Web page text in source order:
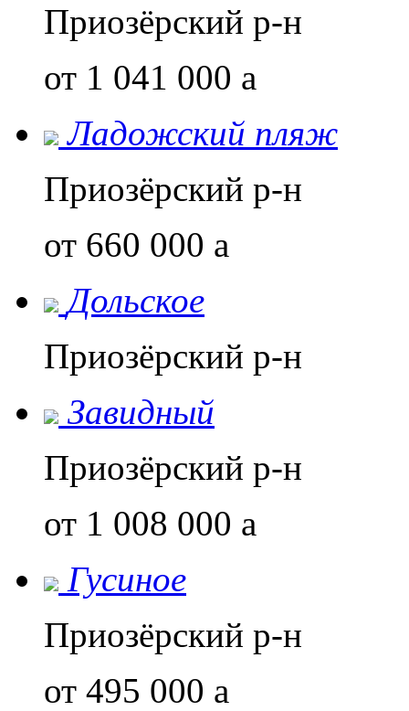
Приозёрский р-н
от 1 041 000 a
Ладожский пляж
Приозёрский р-н
от 660 000 a
Дольское
Приозёрский р-н
Завидный
Приозёрский р-н
от 1 008 000 a
Гусиное
Приозёрский р-н
от 495 000 a